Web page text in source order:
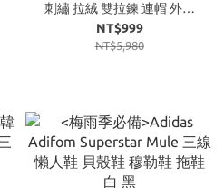
刺繡 拉絨 雙拉鍊 連帽 外套
復古
NT$999
NT$5,980